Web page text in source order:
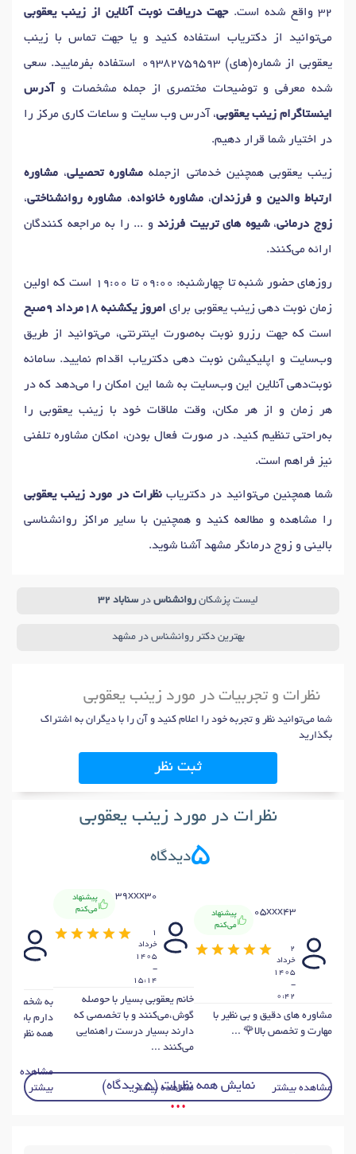
32 واقع شده است.
جهت دریافت نوبت آنلاین از زینب یعقوبی
می‌توانید از دکتریاب استفاده کنید و یا جهت تماس با زینب
یعقوبی از شماره(های)09382759593
استفاده بفرمایید. سعی
شده معرفی و توضیحات مختصری از جمله مشخصات و آدرس
اینستاگرام زینب یعقوبی، آدرس وب سایت و ساعات کاری مرکز را
در اختیار شما قرار دهیم.
زینب یعقوبی همچنین خدماتی ازجمله مشاوره تحصیلی، مشاوره
ارتباط والدین و فرزندان،مشاوره خانواده، مشاوره روانشناختی،
زوج درمانی،شیوه های تربیت فرزندو ... را به مراجعه کنندگان
ارائه می‌کنند.
روزهای حضور شنبه تا چهارشنبه: 09:00 تا 19:00 است که اولین
زمان نوبت دهی زینب یعقوبی برای امروز یکشنبه 18مرداد 9صبح
است که جهت رزرو نوبت به‌صورت اینترنتی، می‌توانید از طریق
وب‌سایت و اپلیکیشن نوبت دهی دکتریاب اقدام نمایید. سامانه
نوبت‌دهی آنلاین این وب‌سایت به شما این امکان را می‌دهد که در
هر زمان و از هر مکان، وقت ملاقات خود با زینب یعقوبی را
به‌راحتی تنظیم کنید. در صورت فعال بودن، امکان مشاوره تلفنی
نیز فراهم است.
شما همچنین می‌توانید در دکتریابنظرات در مورد زینب یعقوبی
را مشاهده و مطالعه کنید و همچنین با سایر مراکز روانشناسی
بالینی و زوج درمانگر مشهد آشنا شوید.
لیست پزشکان روانشناس در سناباد 32
بهترین دکتر روانشناس در مشهد
نظرات و تجربیات در مورد زینب یعقوبی
شما می‌توانید نظر و تجربه خود را اعلام کنید و آن را با دیگران به اشتراک
بگذارید
ثبت نظر
نظرات در مورد زینب یعقوبی
5دیدگاه
05xxx43
پیشنهاد
می‌کنم
2
خرداد
1405
-
0:42
مشاوره های دقیق و بی نظیر با
مهارت و تخصص بالا🌹 ...
مشاهده بیشتر
39xxx30
پیشنهاد
می‌کنم
1
خرداد
1405
-
15:14
خانم یعقوبی بسیار با حوصله
گوش،می‌کنند و با تخصصی که
دارند بسیار درست راهنمایی
می‌کنند ...
مشاهده بیشتر
به شخصه از
دارم بابت
همه نظر
مشاهده
بیشتر
نمایش همه نظرات (5 دیدگاه)
• • •